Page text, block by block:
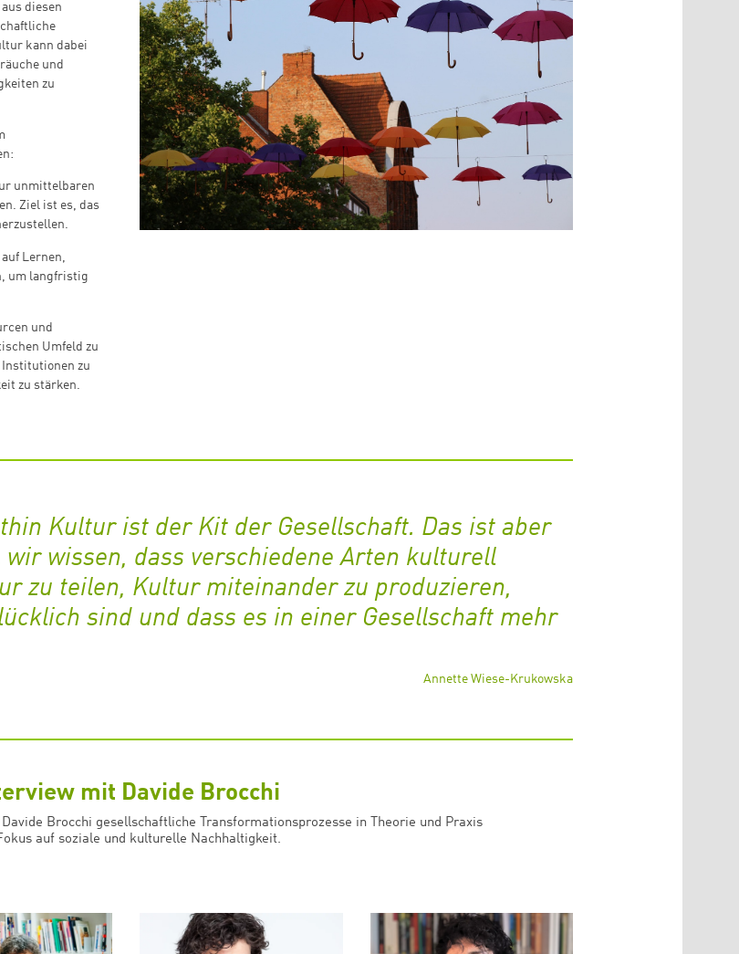
diesen
kann dabei
und
zu
unmittelbaren
Ziel ist es, das
Lernen,
um langfristig
und
Umfeld zu
zu
zu stärken.
Kultur ist der Kit der Gesellschaft. Das ist aber
wissen, dass verschiedene Arten kulturell
zu teilen, Kultur miteinander zu produzieren,
sind und dass es in einer Gesellschaft mehr
Annette Wiese-Krukowska
mit Davide Brocchi
Brocchi gesellschaftliche Transformationsprozesse in Theorie und Praxis
auf soziale und kulturelle Nachhaltigkeit.